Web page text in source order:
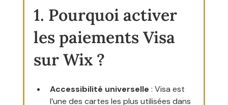
1. Pourquoi activer
les paiements Visa
sur Wix ?
Accessibilité universelle : Visa est
l’une des cartes les plus utilisées dans